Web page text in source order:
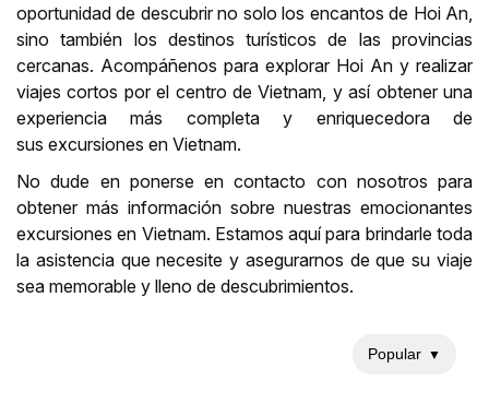
oportunidad de descubrir no solo los encantos de Hoi An,
sino también los destinos turísticos de las provincias
cercanas. Acompáñenos para explorar Hoi An y realizar
viajes cortos por el centro de Vietnam, y así obtener una
experiencia más completa y enriquecedora de
sus excursiones en Vietnam.
No dude en ponerse en contacto con nosotros para
obtener más información sobre nuestras emocionantes
excursiones en Vietnam. Estamos aquí para brindarle toda
la asistencia que necesite y asegurarnos de que su viaje
sea memorable y lleno de descubrimientos.
Popular ▼